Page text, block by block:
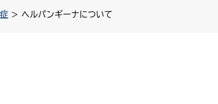
中学校一覧
> ヘルパンギーナについて